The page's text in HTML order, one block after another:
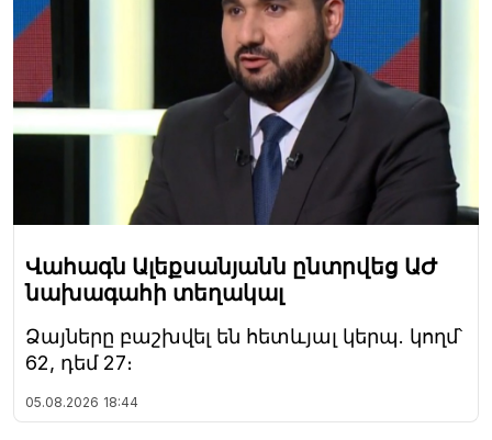
Վահագն Ալեքսանյանն ընտրվեց ԱԺ
նախագահի տեղակալ
Ձայները բաշխվել են հետևյալ կերպ. կողմ՝
62, դեմ 27։
05.08.2026 18:44